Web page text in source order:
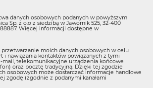
danych osobowych podanych w powyższym
Sp. z o.o z siedzibą w Jawornik 525, 32-400
Więcej informacji dostępne w
moich danych osobowych w celu
i nawiązania kontaktów powiązanych z tymi
mail, telekomunikacyjne urządzenia końcowe
oraz pocztę tradycyjną. Dzięki tej zgodzie
osobowych może dostarczać informacje handlowe
zgodę (zgodnie z podanymi kanałami